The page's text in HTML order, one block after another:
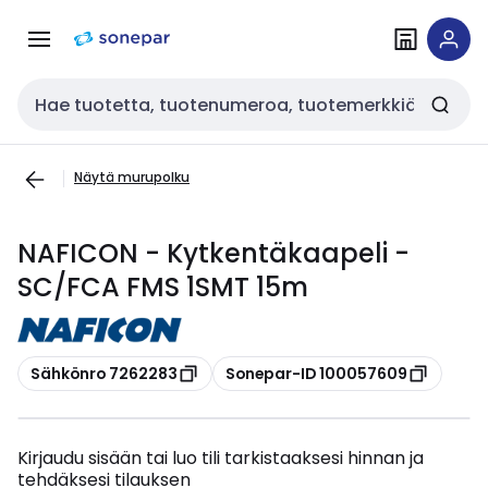
navigointiinsisältöön
Haku
Näytä murupolku
NAFICON - Kytkentäkaapeli -
SC/FCA FMS 1SMT 15m
Kopioi
Sähkönro 7262283 Kopioi
Sonepar-ID 100057609
Kirjaudu sisään tai luo tili tarkistaaksesi hinnan ja
tehdäksesi tilauksen